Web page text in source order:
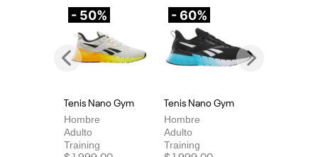
- 50%
Tenis Nano Gym
Hombre
Adulto
Training
- 60%
Tenis Nano Gym
Hombre
Adulto
Training
Previous